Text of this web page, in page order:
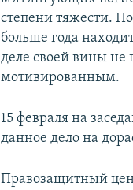
степени тяжести.
больше года
деле своей вины не
мотивированным.
15 февраля на
данное дело на
Правозащитный